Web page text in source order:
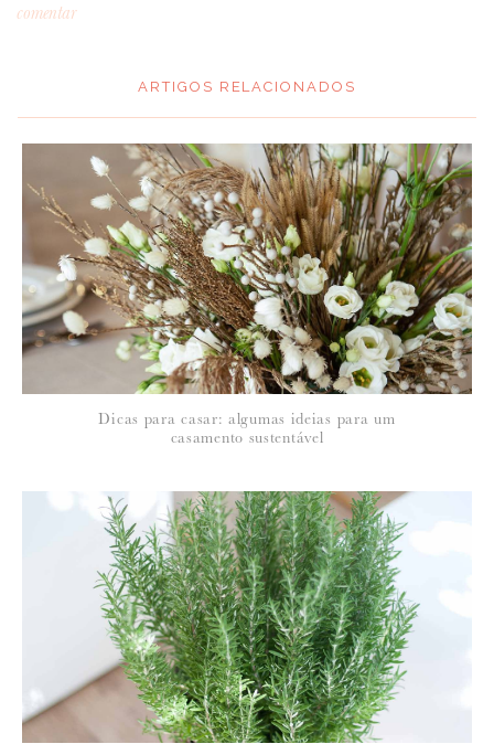
comentar
NOME*:
Para saber como tratamos e protegemos os seus dados, leia a nossa
política de privacidade
ARTIGOS RELACIONADOS
Dicas para casar: algumas ideias para um
casamento sustentável